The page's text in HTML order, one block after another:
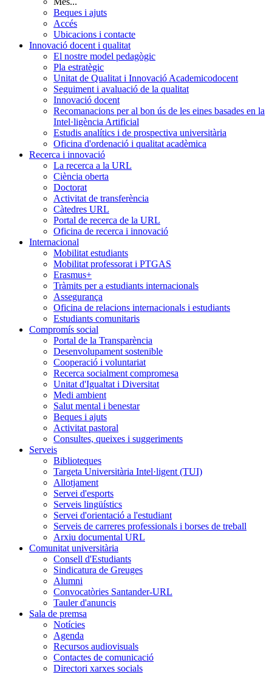
Beques i ajuts
Accés
Ubicacions i contacte
Innovació docent i qualitat
El nostre model pedagògic
Pla estratègic
Unitat de Qualitat i Innovació Academicodocent
Seguiment i avaluació de la qualitat
Innovació docent
Recomanacions per al bon ús de les eines basades en la
Intel·ligència Artificial
Estudis analítics i de prospectiva universitària
Oficina d'ordenació i qualitat acadèmica
Recerca i innovació
La recerca a la URL
Ciència oberta
Doctorat
Activitat de transferència
Càtedres URL
Portal de recerca de la URL
Oficina de recerca i innovació
Internacional
Mobilitat estudiants
Mobilitat professorat i PTGAS
Erasmus+
Tràmits per a estudiants internacionals
Assegurança
Oficina de relacions internacionals i estudiants
Estudiants comunitaris
Compromís social
Portal de la Transparència
Desenvolupament sostenible
Cooperació i voluntariat
Recerca socialment compromesa
Unitat d'Igualtat i Diversitat
Medi ambient
Salut mental i benestar
Beques i ajuts
Activitat pastoral
Consultes, queixes i suggeriments
Serveis
Biblioteques
Targeta Universitària Intel·ligent (TUI)
Allotjament
Servei d'esports
Serveis lingüístics
Servei d'orientació a l'estudiant
Serveis de carreres professionals i borses de treball
Arxiu documental URL
Comunitat universitària
Consell d'Estudiants
Sindicatura de Greuges
Alumni
Convocatòries Santander-URL
Tauler d'anuncis
Sala de premsa
Notícies
Agenda
Recursos audiovisuals
Contactes de comunicació
Directori xarxes socials